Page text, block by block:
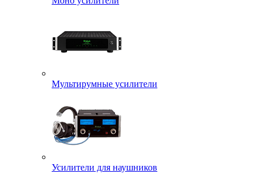
Мультирумные усилители
Усилители для наушников